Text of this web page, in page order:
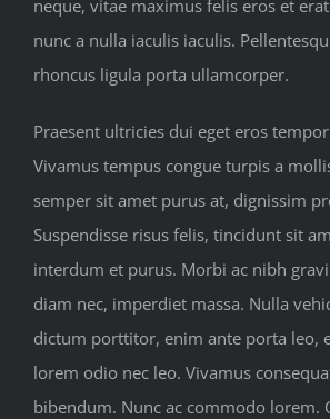
neque, vitae maximus felis eros et
nunc a nulla iaculis iaculis.
rhoncus ligula porta ullamcorper.
Praesent ultricies dui eget eros
Vivamus tempus congue turpis a
semper sit amet purus at, dignissim
Suspendisse risus felis, tincidunt sit
interdum et purus. Morbi ac nibh
diam nec, imperdiet massa. Nulla
dictum porttitor, enim ante porta leo,
lorem odio nec leo. Vivamus
bibendum. Nunc ac commodo lorem.